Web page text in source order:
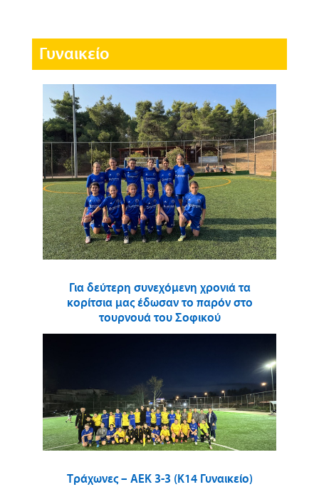
Γυναικείο
Για δεύτερη συνεχόμενη χρονιά τα
κορίτσια μας έδωσαν το παρόν στο
τουρνουά του Σοφικού
Τράχωνες – ΑΕΚ 3-3 (Κ14 Γυναικείο)